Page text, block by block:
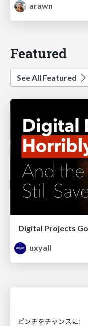
arawn
Featured
See All Featured
uxyall